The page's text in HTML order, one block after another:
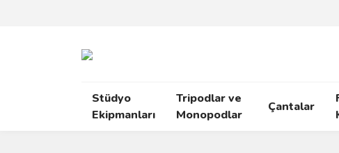
Stüdyo
Ekipmanları
Tripodlar ve
Monopodlar
Çantalar